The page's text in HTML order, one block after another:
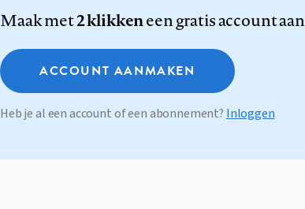
Maak met2 klikkeneen gratis account aan
ACCOUNT AANMAKEN
Heb je al een account of een abonnement? Inloggen